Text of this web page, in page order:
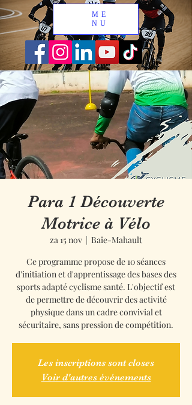
ME
NU
Para 1 Découverte
Motrice à Vélo
za 15 nov
  |
Baie-Mahault
Ce programme propose de 10 séances
d'initiation et d'apprentissage des bases des
sports adapté cyclisme santé. L'objectif est
de permettre de découvrir des activité
physique dans un cadre convivial et
sécuritaire, sans pression de compétition.
Les inscriptions sont closes
Voir d'autres événements